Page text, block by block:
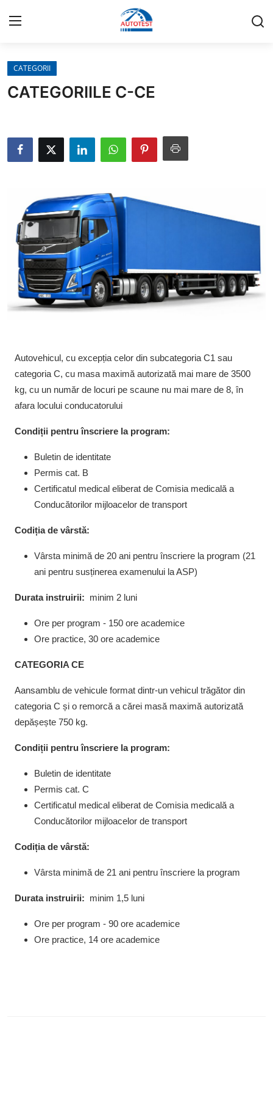
INFORMAȚII UTILE
CENTRU DE INSTRUIRE
ASIGURĂRI
TAHOGRAFE
CONTACTAȚI-NE
MEDIA
CATEGORII
CATEGORIILE C-CE
Autovehicul, cu excepția celor din subcategoria C1 sau
categoria C, cu masa maximă autorizată mai mare de 3500
kg, cu un număr de locuri pe scaune nu mai mare de 8, în
afara locului conducatorului
Condiții pentru înscriere la program:
Buletin de identitate
Permis cat. B
Certificatul medical eliberat de Comisia medicală a
Conducătorilor mijloacelor de transport
Codiția de vârstă:
Vârsta minimă de 20 ani pentru înscriere la program (21
ani pentru susținerea examenului la ASP)
Durata instruirii: minim 2 luni
Ore per program - 150 ore academice
Ore practice, 30 ore academice
CATEGORIA CE
Aansamblu de vehicule format dintr-un vehicul trăgător din
categoria C și o remorcă a cărei masă maximă autorizată
depășește 750 kg.
Condiții pentru înscriere la program:
Buletin de identitate
Permis cat. C
Certificatul medical eliberat de Comisia medicală a
Conducătorilor mijloacelor de transport
Codiția de vârstă:
Vârsta minimă de 21 ani pentru înscriere la program
Durata instruirii: minim 1,5 luni
Ore per program - 90 ore academice
Ore practice, 14 ore academice